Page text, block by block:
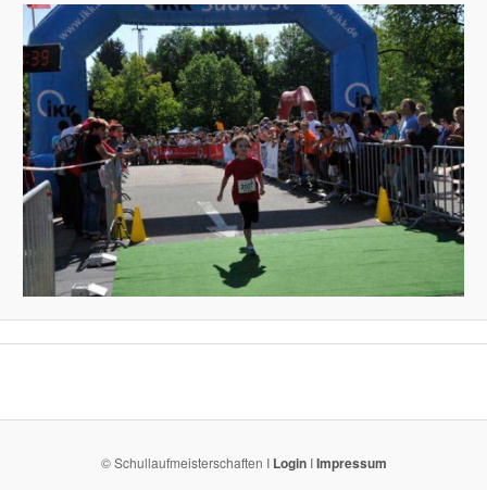
© Schullaufmeisterschaften I LoginIImpressum